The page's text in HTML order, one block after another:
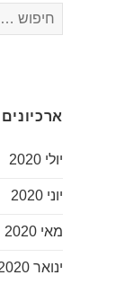
חיפוש:
ארכיונים
יולי 2020
יוני 2020
מאי 2020
ינואר 2020